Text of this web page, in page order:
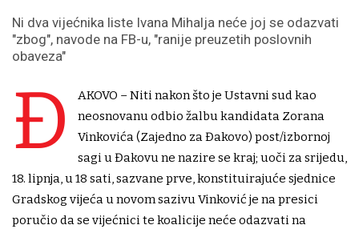
Ni dva vijećnika liste Ivana Mihalja neće joj se odazvati
"zbog", navode na FB-u, "ranije preuzetih poslovnih
obaveza"
Đ
AKOVO – Niti nakon što je Ustavni sud kao
neosnovanu odbio žalbu kandidata Zorana
Vinkovića (Zajedno za Đakovo) post/izbornoj
sagi u Đakovu ne nazire se kraj; uoči za srijedu,
18. lipnja, u 18 sati, sazvane prve, konstituirajuće sjednice
Gradskog vijeća u novom sazivu Vinković je na presici
poručio da se vijećnici te koalicije neće odazvati na